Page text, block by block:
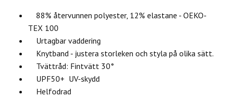
88% återvunnen polyester, 12% elastane - OEKO-
TEX 100
Urtagbar vaddering
Knytband - justera storleken och styla på olika sätt.
Tvättråd: Fintvätt 30°
UPF50+ UV-skydd
Helfodrad